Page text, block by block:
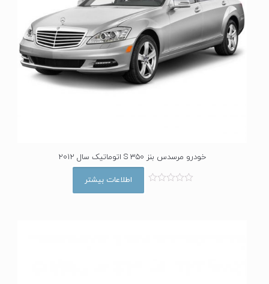
خودرو مرسدس بنز S 350 اتوماتیک سال 2012
اطلاعات بیشتر